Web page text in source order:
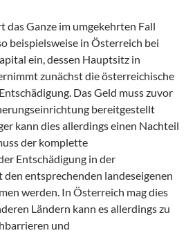
Ganze im umgekehrten Fall
beispielsweise in Österreich bei
ein, dessen Hauptsitz in
zunächst die österreichische
Das Geld muss zuvor
bereitgestellt
kann dies allerdings einen Nachteil
der komplette
Entschädigung in der
den entsprechenden landeseigenen
werden. In Österreich mag dies
Ländern kann es allerdings zu
und